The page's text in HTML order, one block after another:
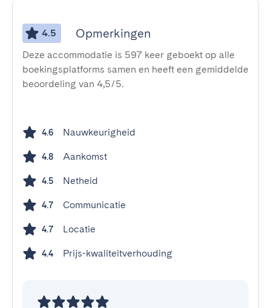
4.5 Opmerkingen
Deze accommodatie is 597 keer geboekt op alle
boekingsplatforms samen en heeft een gemiddelde
beoordeling van 4,5/5.
4.6 Nauwkeurigheid
4.8 Aankomst
4.5 Netheid
4.7 Communicatie
4.7 Locatie
4.4 Prijs-kwaliteitverhouding